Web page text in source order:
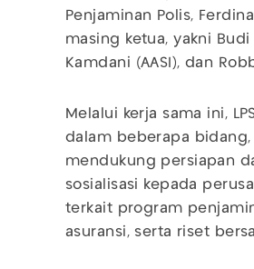
Penjaminan Polis,
masing ketua, yakni Budi
Kamdani (AASI), dan
Melalui kerja sama ini,
dalam beberapa
mendukung persiapan
sosialisasi kepada
terkait program
asuransi, serta riset